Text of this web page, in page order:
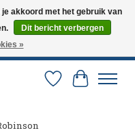
via PostNL en DHL.
afspraak te maken. 0251-
Verlanglijst
akkoord met het gebruik van
Dit bericht verbergen
»